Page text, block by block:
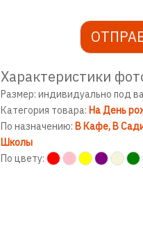
Характеристики
Размер: индивидуально под
Категория товара: На День
По назначению: В Кафе В
Школы
По цвету: